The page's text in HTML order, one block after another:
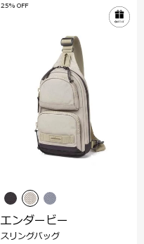
25% OFF
エンダービー
スリングバッグ